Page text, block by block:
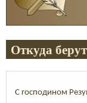
Откуда
С господином